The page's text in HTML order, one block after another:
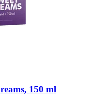
150 ml